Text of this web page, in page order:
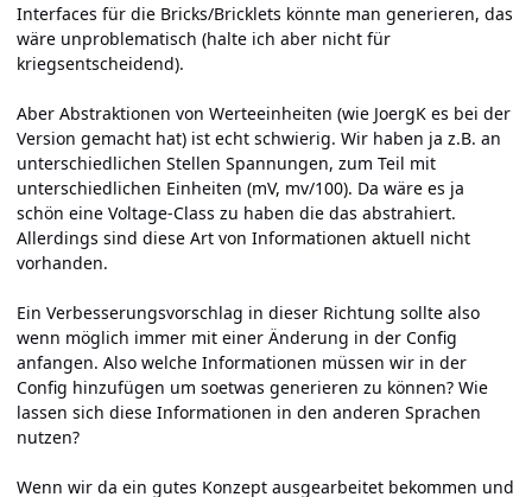
Interfaces für die Bricks/Bricklets könnte man generieren, das
wäre unproblematisch (halte ich aber nicht für
kriegsentscheidend).
Aber Abstraktionen von Werteeinheiten (wie JoergK es bei der
Version gemacht hat) ist echt schwierig. Wir haben ja z.B. an
unterschiedlichen Stellen Spannungen, zum Teil mit
unterschiedlichen Einheiten (mV, mv/100). Da wäre es ja
schön eine Voltage-Class zu haben die das abstrahiert.
Allerdings sind diese Art von Informationen aktuell nicht
vorhanden.
Ein Verbesserungsvorschlag in dieser Richtung sollte also
wenn möglich immer mit einer Änderung in der Config
anfangen. Also welche Informationen müssen wir in der
Config hinzufügen um soetwas generieren zu können? Wie
lassen sich diese Informationen in den anderen Sprachen
nutzen?
Wenn wir da ein gutes Konzept ausgearbeitet bekommen und